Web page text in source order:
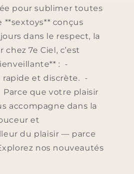
pour sublimer toutes
conçus
dans le respect, la
7e Ciel, c’est
: -
rapide et discrète. -
que votre plaisir
accompagne dans la
et
du plaisir — parce
nos nouveautés